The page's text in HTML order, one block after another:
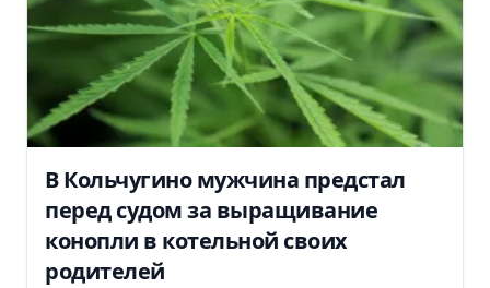
В Кольчугино мужчина предстал
перед судом за выращивание
конопли в котельной своих
родителей